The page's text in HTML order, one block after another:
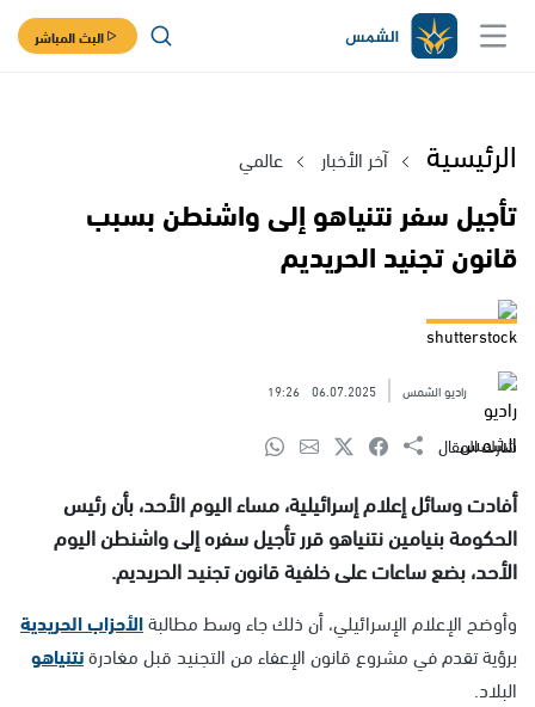
البث المباشر
الرئيسية آخر الأخبار عالمي
تأجيل سفر نتنياهو إلى واشنطن بسبب
قانون تجنيد الحريديم
shutterstock
راديو الشمس 06.07.2025
19:26
شارك المقال
أفادت وسائل إعلام إسرائيلية، مساء اليوم الأحد، بأن رئيس
الحكومة بنيامين نتنياهو قرر تأجيل سفره إلى واشنطن اليوم
الأحد، بضع ساعات على خلفية قانون تجنيد الحريديم.
وأوضح الإعلام الإسرائيلي، أن ذلك جاء وسط مطالبةالأحزاب الحريدية
برؤية تقدم في مشروع قانون الإعفاء من التجنيد قبل مغادرةنتنياهو
البلاد.